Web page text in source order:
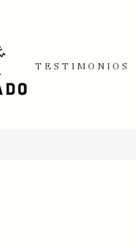
TESTIMONIOS